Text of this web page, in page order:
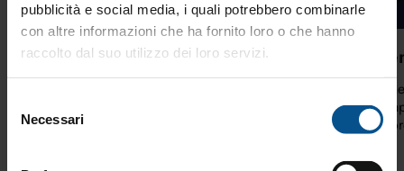
pubblicità e social media, i quali potrebbero combinarle
con altre informazioni che ha fornito loro o che hanno
raccolto dal suo utilizzo dei loro servizi.
delNecessari
Visione, equilibrio e senso del
perché
collega valori, azioni e obiettivi per far crescere il